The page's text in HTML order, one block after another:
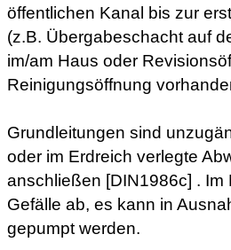
öffentlichen Kanal bis zur
(z.B. Übergabeschacht auf
im/am Haus oder
Reinigungsöffnung
Grundleitungen sind
oder im Erdreich verlegte
anschließen [DIN1986c] . Im
Gefälle ab, es kann in
gepumpt werden.